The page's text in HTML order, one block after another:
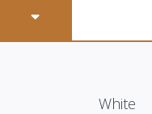
White